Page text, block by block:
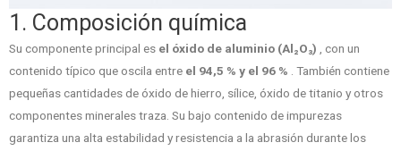
1. Composición química
Su componente principal es el óxido de aluminio (Al₂O₃) , con un
contenido típico que oscila entre el 94,5 % y el 96 % . También contiene
pequeñas cantidades de óxido de hierro, sílice, óxido de titanio y otros
componentes minerales traza. Su bajo contenido de impurezas
garantiza una alta estabilidad y resistencia a la abrasión durante los